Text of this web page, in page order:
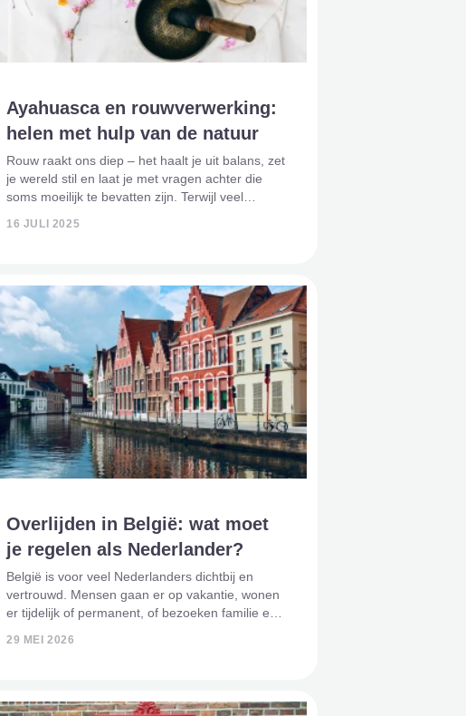
Ayahuasca en rouwverwerking:
helen met hulp van de natuur
Rouw raakt ons diep – het haalt je uit balans, zet
je wereld stil en laat je met vragen achter die
soms moeilijk te bevatten zijn. Terwijl veel
16 JULI 2025
Overlijden in België: wat moet
je regelen als Nederlander?
België is voor veel Nederlanders dichtbij en
vertrouwd. Mensen gaan er op vakantie, wonen
er tijdelijk of permanent, of bezoeken familie en
29 MEI 2026